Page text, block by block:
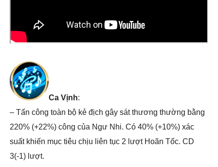
Ca Vịnh:
– Tấn công toàn bộ kẻ địch gây sát thương thường bằng
220% (+22%) công của Ngư Nhi. Có 40% (+10%) xác
suất khiến mục tiêu chịu liên tục 2 lượt Hoãn Tốc. CD
3(-1) lượt.